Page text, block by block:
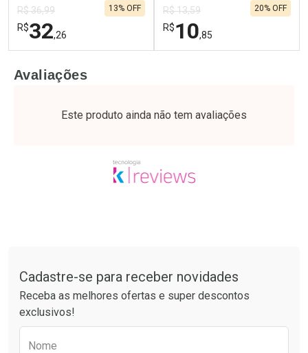
Por R$ 74,99/cada
Por R$ 25,27/cada
R$ 36,99
R$32,26
13% OFF
Laboratório
Ativar Desconto
Comprar sem Desconto
Por Menos
Comprar sem Desconto
Por R$ 32,26/cada
R$ 13,59
R$10,85
20% OFF
Laboratório
Ativar Desconto
Comprar sem Desconto
Por Menos
Comprar sem Desconto
Avaliações
Este produto ainda não tem avaliações
Cadastre-se para receber novidades
Receba as melhores ofertas e super descontos
exclusivos!
Nome